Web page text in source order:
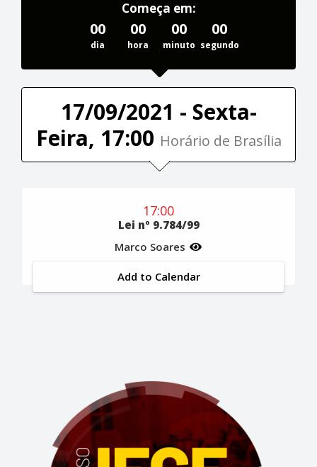
Começa em:
00
dia
00
hora
00
minuto
00
segundo
17/09/2021 - Sexta-
Feira, 17:00 Horário de Brasília
17:00
Lei nº 9.784/99
Marco Soares
Add to Calendar